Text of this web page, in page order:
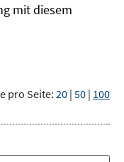
mit diesem
pro Seite:20 | 50 | 100